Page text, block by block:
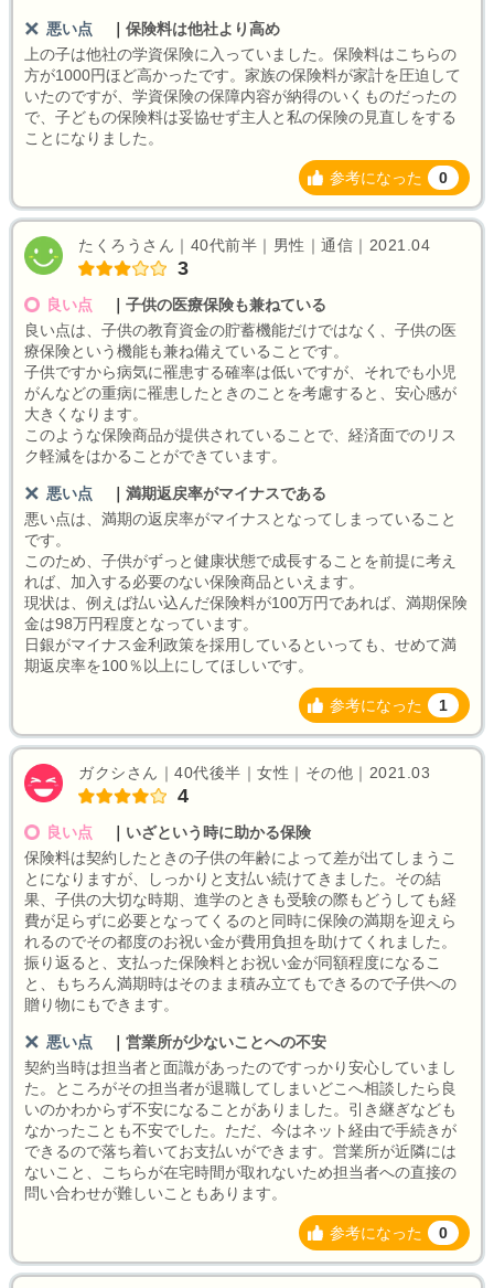
悪い点
保険料は他社より高め
上の子は他社の学資保険に入っていました。保険料はこちらの
方が1000円ほど高かったです。家族の保険料が家計を圧迫して
いたのですが、学資保険の保障内容が納得のいくものだったの
で、子どもの保険料は妥協せず主人と私の保険の見直しをする
ことになりました。
参考になった 0
たくろうさん｜40代前半｜男性｜通信｜2021.04
3
良い点
子供の医療保険も兼ねている
良い点は、子供の教育資金の貯蓄機能だけではなく、子供の医
療保険という機能も兼ね備えていることです。
子供ですから病気に罹患する確率は低いですが、それでも小児
がんなどの重病に罹患したときのことを考慮すると、安心感が
大きくなります。
このような保険商品が提供されていることで、経済面でのリス
ク軽減をはかることができています。
悪い点
満期返戻率がマイナスである
悪い点は、満期の返戻率がマイナスとなってしまっていること
です。
このため、子供がずっと健康状態で成長することを前提に考え
れば、加入する必要のない保険商品といえます。
現状は、例えば払い込んだ保険料が100万円であれば、満期保険
金は98万円程度となっています。
日銀がマイナス金利政策を採用しているといっても、せめて満
期返戻率を100％以上にしてほしいです。
参考になった 1
ガクシさん｜40代後半｜女性｜その他｜2021.03
4
良い点
いざという時に助かる保険
保険料は契約したときの子供の年齢によって差が出てしまうこ
とになりますが、しっかりと支払い続けてきました。その結
果、子供の大切な時期、進学のときも受験の際もどうしても経
費が足らずに必要となってくるのと同時に保険の満期を迎えら
れるのでその都度のお祝い金が費用負担を助けてくれました。
振り返ると、支払った保険料とお祝い金が同額程度になるこ
と、もちろん満期時はそのまま積み立てもできるので子供への
贈り物にもできます。
悪い点
営業所が少ないことへの不安
契約当時は担当者と面識があったのですっかり安心していまし
た。ところがその担当者が退職してしまいどこへ相談したら良
いのかわからず不安になることがありました。引き継ぎなども
なかったことも不安でした。ただ、今はネット経由で手続きが
できるので落ち着いてお支払いができます。営業所が近隣には
ないこと、こちらが在宅時間が取れないため担当者への直接の
問い合わせが難しいこともあります。
参考になった 0